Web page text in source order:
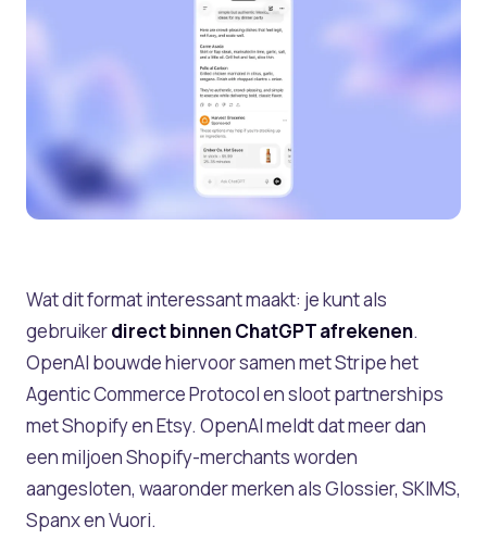
Wat dit format interessant maakt: je kunt als
gebruikerdirect binnen ChatGPT afrekenen.
OpenAI bouwde hiervoor samen met Stripe het
Agentic Commerce Protocol en sloot partnerships
met Shopify en Etsy. OpenAI meldt dat meer dan
een miljoen Shopify-merchants worden
aangesloten, waaronder merken als Glossier, SKIMS,
Spanx en Vuori.